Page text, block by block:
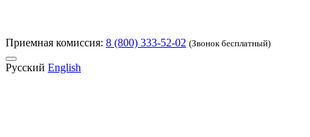
Приемная комиссия: 8 (800) 333-52-02 (Звонок бесплатный)
Русский English